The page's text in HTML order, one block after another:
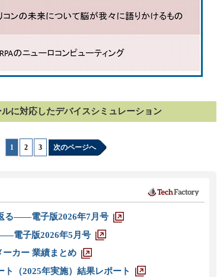
に対応したデバイスシミュレーション
1 2 3 次のページへ
る――電子版2026年7月号
電子版2026年5月号
ーカー 業績まとめ
（2025年実施）結果レポート